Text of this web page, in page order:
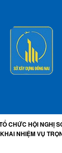
CHỨC HỘI NGHỊ
NHIỆM VỤ